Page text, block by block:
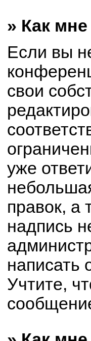
» Как
Если вы
свои
уже
правок, а
надпись
написать
Учтите,